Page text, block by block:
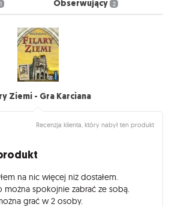
Obserwujący 2
Ziemi - Gra Karciana
Recenzja klienta, który nabył ten produkt
na nic więcej niż dostałem.
można spokojnie zabrać ze sobą.
grać w 2 osoby.